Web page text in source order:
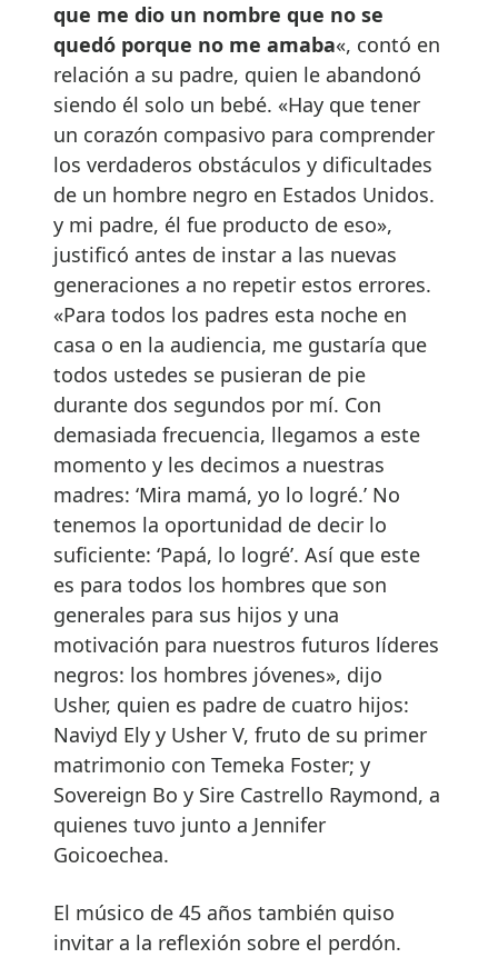
que me dio un nombre que no se
quedó porque no me amaba«, contó en
relación a su padre, quien le abandonó
siendo él solo un bebé. «Hay que tener
un corazón compasivo para comprender
los verdaderos obstáculos y dificultades
de un hombre negro en Estados Unidos.
y mi padre, él fue producto de eso»,
justificó antes de instar a las nuevas
generaciones a no repetir estos errores.
«Para todos los padres esta noche en
casa o en la audiencia, me gustaría que
todos ustedes se pusieran de pie
durante dos segundos por mí. Con
demasiada frecuencia, llegamos a este
momento y les decimos a nuestras
madres: ‘Mira mamá, yo lo logré.’ No
tenemos la oportunidad de decir lo
suficiente: ‘Papá, lo logré’. Así que este
es para todos los hombres que son
generales para sus hijos y una
motivación para nuestros futuros líderes
negros: los hombres jóvenes», dijo
Usher, quien es padre de cuatro hijos:
Naviyd Ely y Usher V, fruto de su primer
matrimonio con Temeka Foster; y
Sovereign Bo y Sire Castrello Raymond, a
quienes tuvo junto a Jennifer
Goicoechea.
El músico de 45 años también quiso
invitar a la reflexión sobre el perdón.